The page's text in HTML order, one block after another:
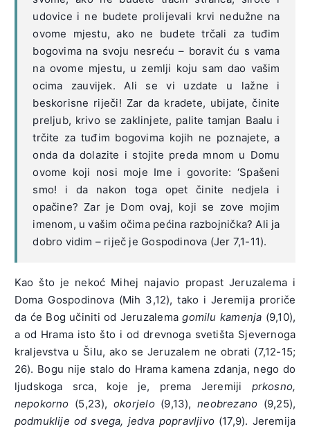
udovice i ne budete prolijevali krvi nedužne na
ovome mjestu, ako ne budete trčali za tuđim
bogovima na svoju nesreću – boravit ću s vama
na ovome mjestu, u zemlji koju sam dao vašim
ocima zauvijek. Ali se vi uzdate u lažne i
beskorisne riječi! Zar da kradete, ubijate, činite
preljub, krivo se zaklinjete, palite tamjan Baalu i
trčite za tuđim bogovima kojih ne poznajete, a
onda da dolazite i stojite preda mnom u Domu
ovome koji nosi moje Ime i govorite: ‘Spašeni
smo! i da nakon toga opet činite nedjela i
opačine? Zar je Dom ovaj, koji se zove mojim
imenom, u vašim očima pećina razbojnička? Ali ja
dobro vidim – riječ je Gospodinova (Jer 7,1-11).
Kao što je nekoć Mihej najavio propast Jeruzalema i
Doma Gospodinova (Mih 3,12), tako i Jeremija proriče
da će Bog učiniti od Jeruzalemagomilu kamenja (9,10),
a od Hrama isto što i od drevnoga svetišta Sjevernoga
kraljevstva u Šilu, ako se Jeruzalem ne obrati (7,12-15;
26). Bogu nije stalo do Hrama kamena zdanja, nego do
ljudskoga srca, koje je, prema Jeremiji prkosno,
nepokorno (5,23),okorjelo(9,13),neobrezano (9,25),
podmuklije od svega, jedva popravljivo (17,9). Jeremija